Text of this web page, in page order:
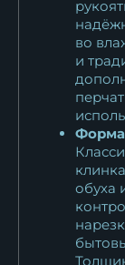
во
и
Форма
обуха